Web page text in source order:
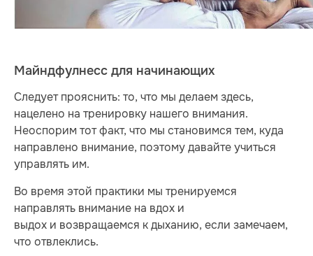
Майндфулнесс для начинающих
Следует прояснить: то, что мы делаем здесь,
нацелено на тренировку нашего внимания.
Неоспорим тот факт, что мы становимся тем, куда
направлено внимание, поэтому давайте учиться
управлять им.
Во время этой практики мы тренируемся
направлять внимание на вдох и
выдох и возвращаемся к дыханию, если замечаем,
что отвлеклись.